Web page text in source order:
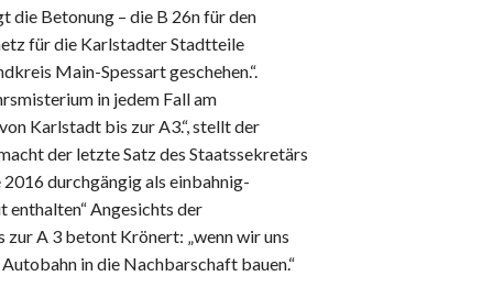
die Betonung – die B 26n für den
für die Karlstadter Stadtteile
Main-Spessart geschehen.“.
in jedem Fall am
Karlstadt bis zur A3.“, stellt der
der letzte Satz des Staatssekretärs
durchgängig als einbahnig-
Angesichts der
A 3 betont Krönert: „wenn wir uns
in die Nachbarschaft bauen.“